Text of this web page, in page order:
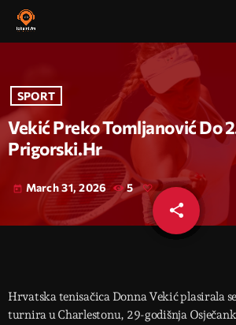
SPORT
Vekić Preko Tomljanović Do
Prigorski.hr
today March 31, 2026 5
share
email
Hrvatska tenisačica Donna Vekić plasirala
turnira u Charlestonu, 29-godišnja